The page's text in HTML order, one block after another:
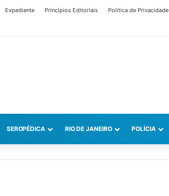
Expediente Princípios Editoriais Política de Privacidade
SEROPÉDICA RIO DE JANEIRO POLÍCIA